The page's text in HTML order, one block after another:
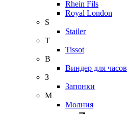
Rhein Fils
Royal London
S
Stailer
T
Tissot
В
Виндер для часов
З
Запонки
М
Молния